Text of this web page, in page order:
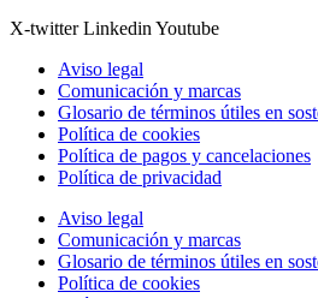
X-twitter Linkedin Youtube
Aviso legal
Comunicación y marcas
Glosario de términos útiles en
Política de cookies
Política de pagos y cancelaciones
Política de privacidad
Aviso legal
Comunicación y marcas
Glosario de términos útiles en
Política de cookies